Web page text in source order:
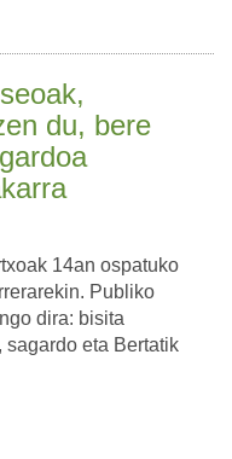
du, bere
14an ospatuko
Publiko
dira: bisita
eta Bertatik